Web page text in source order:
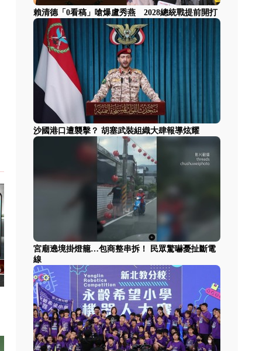
賴清德「0看稿」嗆爆盧秀燕 2028總統戰提前開打
沙國港口遭襲擊？ 胡塞武裝組織大肆報導炫耀
宮廟遶境掛燈籠…包商整串拆！ 民眾驚嚇憂扯斷電
線